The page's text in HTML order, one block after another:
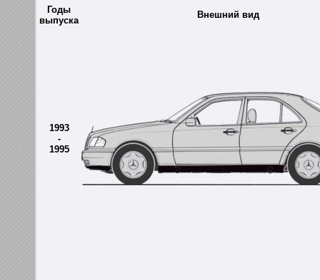
Годы
выпуска
Внешний вид
1993
-
1995